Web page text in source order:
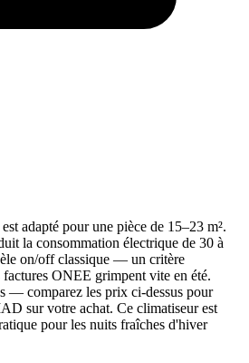
adapté pour une pièce de 15–23 m².
la consommation électrique de 30 à
on/off classique — un critère
ONEE grimpent vite en été.
— comparez les prix ci-dessus pour
sur votre achat. Ce climatiseur est
pour les nuits fraîches d'hiver